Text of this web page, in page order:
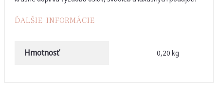
ĎALŠIE INFORMÁCIE
Hmotnosť 0,20 kg